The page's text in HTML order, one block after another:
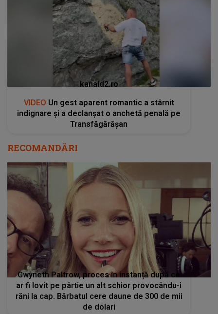
kanald2.ro
VIDEO Un gest aparent romantic a stârnit
indignare și a declanșat o anchetă penală pe
Transfăgărășan
RECOMANDĂRI
Gwyneth Paltrow, proces în instanță după ce
ar fi lovit pe pârtie un alt schior provocându-i
răni la cap. Bărbatul cere daune de 300 de mii
de dolari